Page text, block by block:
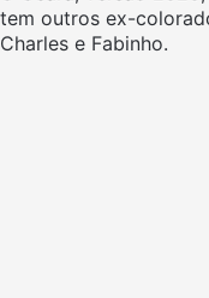
tem outros ex-
Charles e Fabinho.